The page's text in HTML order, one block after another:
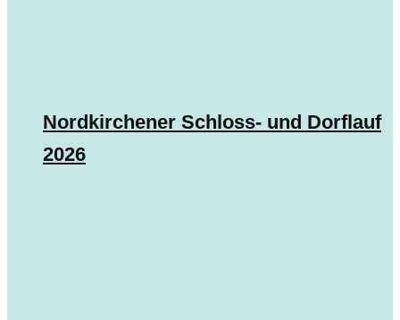
Nordkirchener Schloss- und Dorflauf
2026